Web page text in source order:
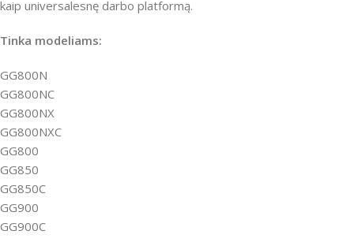
kaip universalesnę darbo platformą.
Tinka modeliams:
GG800N
GG800NC
GG800NX
GG800NXC
GG800
GG850
GG850C
GG900
GG900C